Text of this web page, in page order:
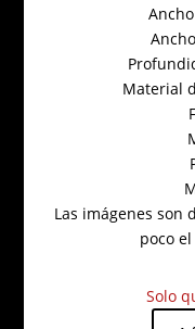
Material
Las imágenes
poco
Solo